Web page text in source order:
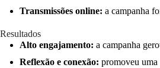
Transmissões online: a campanha
Resultados
Alto engajamento: a campanha
Reflexão e conexão: promoveu uma